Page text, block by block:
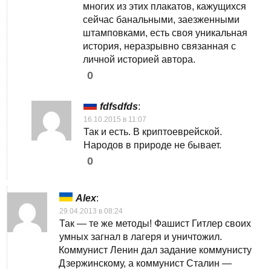
многих из этих плакатов, кажущихся
сейчас банальными, заезженными
штамповками, есть своя уникальная
история, неразрывно связанная с
личной историей автора.
0
fdfsdfds:
16.10.2015 в 11:07
Так и есть. В криптоеврейской.
Народов в природе не бывает.
0
Alex:
29.04.2013 в 08:24
Так — те же методы! Фашист Гитлер своих
умных загнал в лагеря и уничтожил.
Коммунист Ленин дал задание коммунисту
Дзержинскому, а коммунист Сталин —